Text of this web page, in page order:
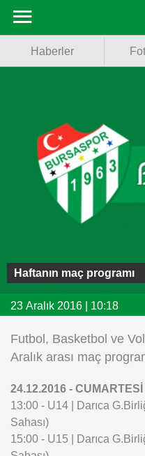
Fotoğraflar
Basketbol
Voleybol
Puan Durumu
Facebook
Twitter
Instagram
iOS
MENU
Haberler
Haftanın maç programı
23 Aralık 2016 | 10:18
Futbol, Basketbol ve
Aralık arası maç
24.12.2016 - CUMARTESİ
13:00 - U14 | Darıca
Sahası)
15:00 - U15 | Darıca